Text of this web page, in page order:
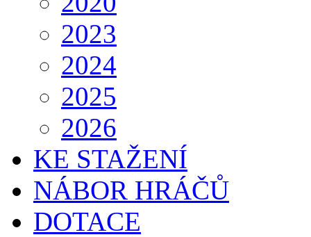
2023
2024
2025
2026
KE STAŽENÍ
NÁBOR HRÁČŮ
DOTACE